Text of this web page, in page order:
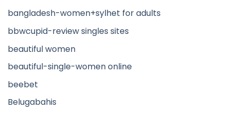
bangladesh-women+sylhet for adults
bbwcupid-review singles sites
beautiful women
beautiful-single-women online
beebet
Belugabahis